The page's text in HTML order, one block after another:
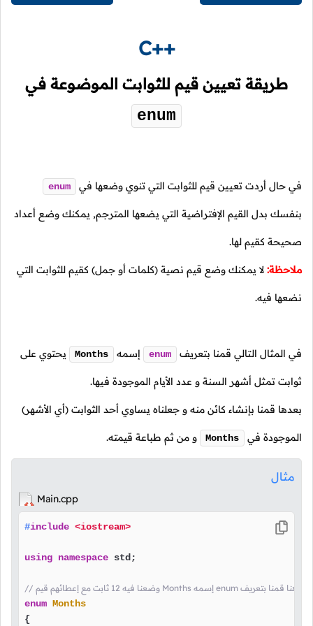
C++
طريقة تعيين قيم للثوابت الموضوعة في
enum
في حال أردت تعيين قيم للثوابت التي تنوي وضعها في enum
بنفسك بدل القيم الإفتراضية التي يضعها المترجم, يمكنك وضع أعداد
صحيحة كقيم لها.
ملاحظة: لا يمكنك وضع قيم نصية (كلمات أو جمل) كقيم للثوابت التي
نضعها فيه.
في المثال التالي قمنا بتعريف enum إسمه Months يحتوي على
ثوابت تمثل أشهر السنة و عدد الأيام الموجودة فيها.
بعدها قمنا بإنشاء كائن منه و جعلناه يساوي أحد الثوابت (أي الأشهر)
الموجودة في Months و من ثم طباعة قيمته.
مثال
Main.cpp
#include <iostream>
using namespace std;
// وضعنا فيه 12 ثابت مع إعطائهم قيم Months إسمه enum هنا قمنا بتعريف
enum Months
{